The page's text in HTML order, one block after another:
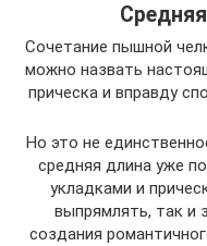
Сочетание пышной
можно назвать
прическа и вправду
Но это не
средняя длина уже
укладками и
выпрямлять, так и
создания